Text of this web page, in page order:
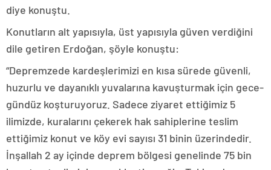
diye konuştu.
Konutların alt yapısıyla, üst yapısıyla güven verdiğini
dile getiren Erdoğan, şöyle konuştu:
“Depremzede kardeşlerimizi en kısa sürede güvenli,
huzurlu ve dayanıklı yuvalarına kavuşturmak için gece-
gündüz koşturuyoruz. Sadece ziyaret ettiğimiz 5
ilimizde, kuralarını çekerek hak sahiplerine teslim
ettiğimiz konut ve köy evi sayısı 31 binin üzerindedir.
İnşallah 2 ay içinde deprem bölgesi genelinde 75 bin